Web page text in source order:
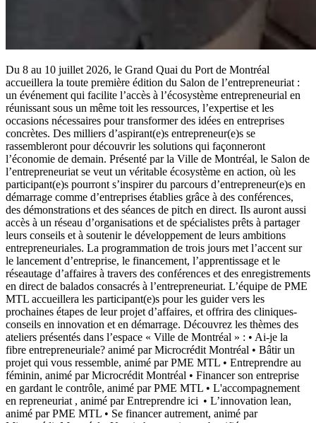
Du 8 au 10 juillet 2026, le Grand Quai du Port de Montréal
accueillera la toute première édition du Salon de l’entrepreneuriat :
un événement qui facilite l’accès à l’écosystème entrepreneurial en
réunissant sous un même toit les ressources, l’expertise et les
occasions nécessaires pour transformer des idées en entreprises
concrètes. Des milliers d’aspirant(e)s entrepreneur(e)s se
rassembleront pour découvrir les solutions qui façonneront
l’économie de demain. Présenté par la Ville de Montréal, le Salon de
l’entrepreneuriat se veut un véritable écosystème en action, où les
participant(e)s pourront s’inspirer du parcours d’entrepreneur(e)s en
démarrage comme d’entreprises établies grâce à des conférences,
des démonstrations et des séances de pitch en direct. Ils auront aussi
accès à un réseau d’organisations et de spécialistes prêts à partager
leurs conseils et à soutenir le développement de leurs ambitions
entrepreneuriales. La programmation de trois jours met l’accent sur
le lancement d’entreprise, le financement, l’apprentissage et le
réseautage d’affaires à travers des conférences et des enregistrements
en direct de balados consacrés à l’entrepreneuriat. L’équipe de PME
MTL accueillera les participant(e)s pour les guider vers les
prochaines étapes de leur projet d’affaires, et offrira des cliniques-
conseils en innovation et en démarrage. Découvrez les thèmes des
ateliers présentés dans l’espace « Ville de Montréal » : • Ai-je la
fibre entrepreneuriale? animé par Microcrédit Montréal • Bâtir un
projet qui vous ressemble, animé par PME MTL • Entreprendre au
féminin, animé par Microcrédit Montréal • Financer son entreprise
en gardant le contrôle, animé par PME MTL • L'accompagnement
en repreneuriat , animé par Entreprendre ici • L’innovation lean,
animé par PME MTL • Se financer autrement, animé par